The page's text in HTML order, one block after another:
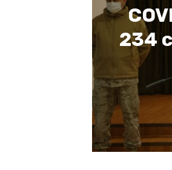
234